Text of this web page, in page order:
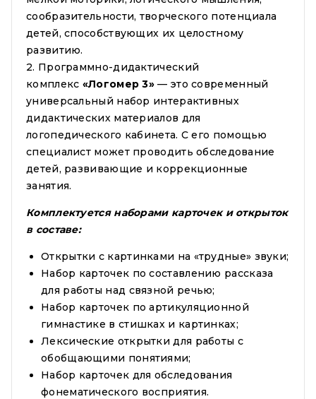
сообразительности, творческого потенциала
детей, способствующих их целостному
развитию.
2. Программно-дидактический
комплекс «Логомер 3» — это современный
универсальный набор интерактивных
дидактических материалов для
логопедического кабинета. С его помощью
специалист может проводить обследование
детей, развивающие и коррекционные
занятия.
Комплектуется наборами карточек и открыток
в составе:
Открытки с картинками на «трудные» звуки;
Набор карточек по составлению рассказа
для работы над связной речью;
Набор карточек по артикуляционной
гимнастике в стишках и картинках;
Лексические открытки для работы с
обобщающими понятиями;
Набор карточек для обследования
фонематического восприятия.